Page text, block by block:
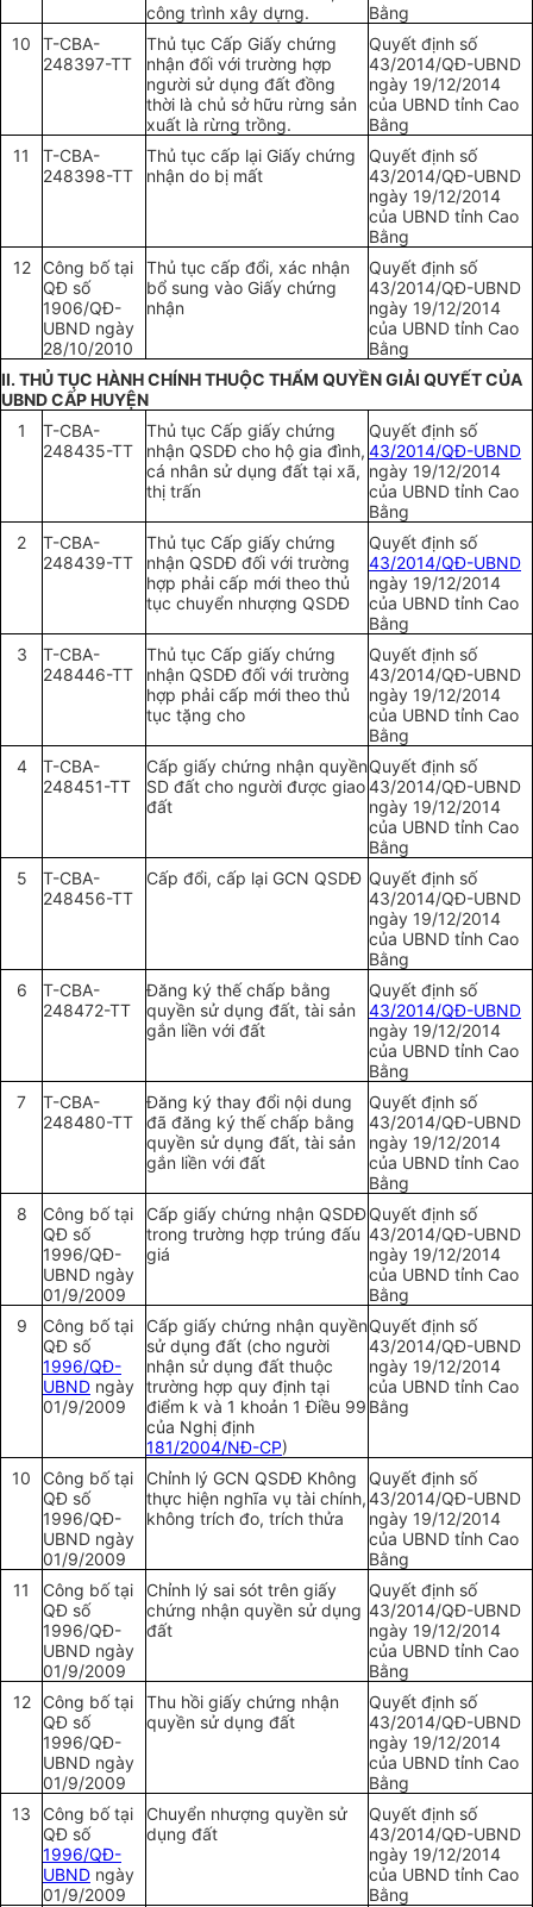
công trình xây dựng.
Bằng
10
T-CBA-
248397-TT
Thủ tục Cấp Giấy chứng
nhận đối với trường hợp
người sử dụng đất đồng
thời là chủ sở hữu rừng sản
xuất là rừng trồng.
Quyết định số
43/2014/QĐ-UBND
ngày 19/12/2014
của UBND tỉnh Cao
Bằng
11
T-CBA-
248398-TT
Thủ tục cấp lại Giấy chứng
nhận do bị mất
Quyết định số
43/2014/QĐ-UBND
ngày 19/12/2014
của UBND tỉnh Cao
Bằng
12
Công bố tại
QĐ số
1906/QĐ-
UBND ngày
28/10/2010
Thủ tục cấp đổi, xác nhận
bổ sung vào Giấy chứng
nhận
Quyết định số
43/2014/QĐ-UBND
ngày 19/12/2014
của UBND tỉnh Cao
Bằng
II. THỦTỤC HÀNH CHÍNH THUỘC THẨM QUYỀN GIẢI QUYẾT CỦA
UBNDCẤP HUYỆN
1
T-CBA-
248435-TT
Thủ tục Cấp giấy chứng
nhận QSDĐ cho hộ gia đình,
cá nhân sử dụng đất tại xã,
thị trấn
Quyết định số
43/2014/QĐ-UBND
ngày 19/12/2014
của UBND tỉnh Cao
Bằng
2
T-CBA-
248439-TT
Thủ tục Cấp giấy chứng
nhận QSDĐ đối với trường
hợp phải cấp mới theo thủ
tục chuyển nhượng QSDĐ
Quyết định số
43/2014/QĐ-UBND
ngày 19/12/2014
của UBND tỉnh Cao
Bằng
3
T-CBA-
248446-TT
Thủ tục Cấp giấy chứng
nhận QSDĐ đối với trường
hợp phải cấp mới theo thủ
tục tặng cho
Quyết định số
43/2014/QĐ-UBND
ngày 19/12/2014
của UBND tỉnh Cao
Bằng
4
T-CBA-
248451-TT
Cấp giấy chứng nhận quyền
SD đất cho người được giao
đất
Quyết định số
43/2014/QĐ-UBND
ngày 19/12/2014
của UBND tỉnh Cao
Bằng
5
T-CBA-
248456-TT
Cấp đổi, cấp lại GCN QSDĐ Quyết định số
43/2014/QĐ-UBND
ngày 19/12/2014
của UBND tỉnh Cao
Bằng
6
T-CBA-
248472-TT
Đăng ký thế chấp bằng
quyền sử dụng đất, tài sản
gắn liền với đất
Quyết định số
43/2014/QĐ-UBND
ngày 19/12/2014
của UBND tỉnh Cao
Bằng
7
T-CBA-
248480-TT
Đăng ký thay đổi nội dung
đã đăng ký thế chấp bằng
quyền sử dụng đất, tài sản
gắn liền với đất
Quyết định số
43/2014/QĐ-UBND
ngày 19/12/2014
của UBND tỉnh Cao
Bằng
8
Công bố tại
QĐ số
1996/QĐ-
UBND ngày
01/9/2009
Cấp giấy chứng nhận QSDĐ
trong trường hợp trúng đấu
giá
Quyết định số
43/2014/QĐ-UBND
ngày 19/12/2014
của UBND tỉnh Cao
Bằng
9
Công bố tại
QĐ số
1996/QĐ-
UBND ngày
01/9/2009
Cấp giấy chứng nhận quyền
sử dụng đất (cho người
nhận sử dụng đất thuộc
trường hợp quy định tại
điểm k và 1 khoản 1 Điều 99
của Nghị định
181/2004/NĐ-CP)
Quyết định số
43/2014/QĐ-UBND
ngày 19/12/2014
của UBND tỉnh Cao
Bằng
10
Công bố tại
QĐ số
1996/QĐ-
UBND ngày
01/9/2009
Chỉnh lý GCN QSDĐ Không
thực hiện nghĩa vụ tài chính,
không trích đo, trích thửa
Quyết định số
43/2014/QĐ-UBND
ngày 19/12/2014
của UBND tỉnh Cao
Bằng
11
Công bố tại
QĐ số
1996/QĐ-
UBND ngày
01/9/2009
Chỉnh lý sai sót trên giấy
chứng nhận quyền sử dụng
đất
Quyết định số
43/2014/QĐ-UBND
ngày 19/12/2014
của UBND tỉnh Cao
Bằng
12
Công bố tại
QĐ số
1996/QĐ-
UBND ngày
01/9/2009
Thu hồi giấy chứng nhận
quyền sử dụng đất
Quyết định số
43/2014/QĐ-UBND
ngày 19/12/2014
của UBND tỉnh Cao
Bằng
13
Công bố tại
QĐ số
1996/QĐ-
UBND ngày
01/9/2009
Chuyển nhượng quyền sử
dụng đất
Quyết định số
43/2014/QĐ-UBND
ngày 19/12/2014
của UBND tỉnh Cao
Bằng